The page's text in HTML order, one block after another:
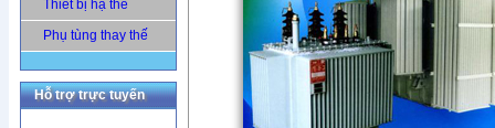
Thiết bị hạ thế
Phụ tùng thay thế
Hỗ trợ trực tuyến